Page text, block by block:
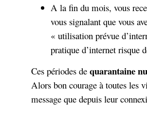
A la fin du mois, vous
vous signalant que vous
« utilisation prévue
pratique d’internet risque
Ces périodes de quarantaine
Alors bon courage à toutes les
message que depuis leur